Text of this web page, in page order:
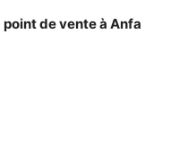
point de vente à Anfa